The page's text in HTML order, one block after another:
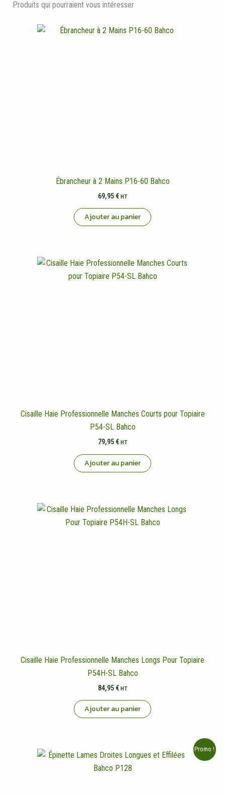
Produits qui pourraient vous intéresser
Ébrancheur à 2 Mains P16-60 Bahco
69,95 € HT
Ajouter au panier
Cisaille Haie Professionnelle Manches Courts pour Topiaire
P54-SL Bahco
79,95 € HT
Ajouter au panier
Cisaille Haie Professionnelle Manches Longs Pour Topiaire
P54H-SL Bahco
84,95 € HT
Ajouter au panier
Promo !